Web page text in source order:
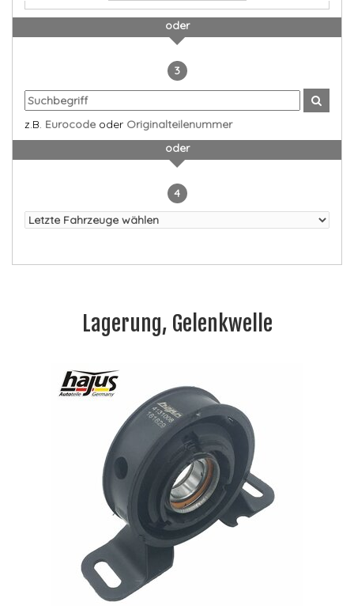
oder
3
z.B. Eurocode oder Originalteilenummer
oder
4
Lagerung, Gelenkwelle